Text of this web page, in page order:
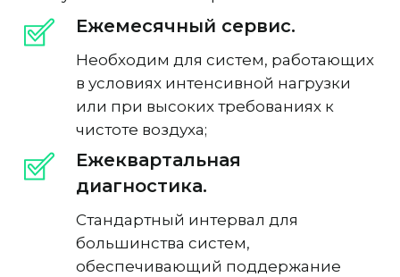
Ежемесячный сервис.
Необходим для систем, работающих
в условиях интенсивной нагрузки
или при высоких требованиях к
чистоте воздуха;
Ежеквартальная
диагностика.
Стандартный интервал для
большинства систем,
обеспечивающий поддержание